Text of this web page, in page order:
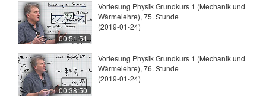
00:51:54
Vorlesung Physik Grundkurs 1 (Mechanik und
Wärmelehre), 75. Stunde
(2019-01-24)
00:38:50
Vorlesung Physik Grundkurs 1 (Mechanik und
Wärmelehre), 76. Stunde
(2019-01-24)